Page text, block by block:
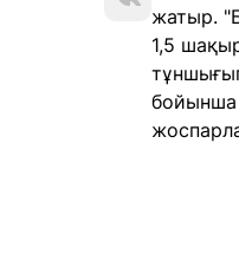
жатыр.
1,5
бойынша